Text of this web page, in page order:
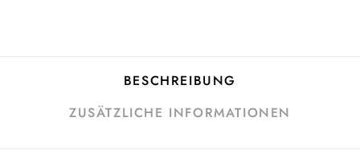
BESCHREIBUNG
ZUSÄTZLICHE INFORMATIONEN